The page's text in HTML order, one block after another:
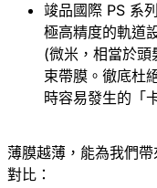
竣品國際 PS 系
極高精度的軌道
(微米，相當於
束帶膜。徹底杜
時容易發生的「
薄膜越薄，能為我們
對比：